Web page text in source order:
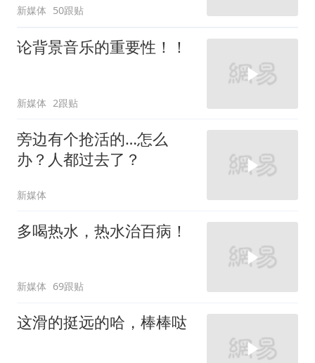
新媒体 50跟贴
论背景音乐的重要性！！
新媒体 2跟贴
旁边有个抢活的…怎么
办？人都过去了？
新媒体
多喝热水，热水治百病！
新媒体 69跟贴
这滑的挺远的哈，棒棒哒